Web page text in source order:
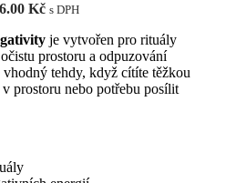
Kč s DPH
je vytvořen pro rituály
prostoru a odpuzování
tehdy, když cítíte těžkou
prostoru nebo potřebu posílit